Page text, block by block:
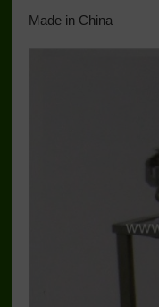
Made in China